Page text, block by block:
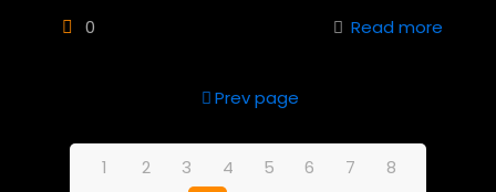
0 Read more
Prev page
1 2 3 4 5 6 7
8